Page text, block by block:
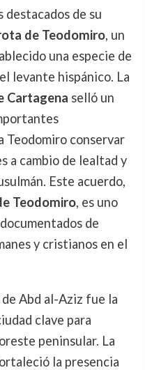
destacados de su
de Teodomiro, un
una especie de
levante hispánico. La
Cartagena selló un
Teodomiro conservar
a cambio de lealtad y
Este acuerdo,
Teodomiro, es uno
de
y cristianos en el
Abd al-Aziz fue la
clave para
peninsular. La
la presencia